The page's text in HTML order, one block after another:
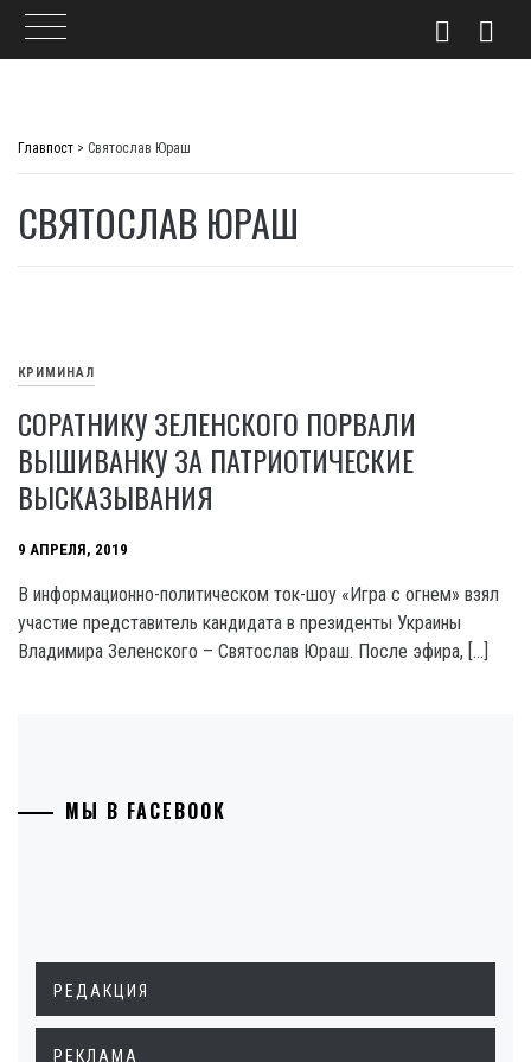
Главпост > Святослав Юраш
СВЯТОСЛАВ ЮРАШ
КРИМИНАЛ
СОРАТНИКУ ЗЕЛЕНСКОГО ПОРВАЛИ
ВЫШИВАНКУ ЗА ПАТРИОТИЧЕСКИЕ
ВЫСКАЗЫВАНИЯ
9 АПРЕЛЯ, 2019
В информационно-политическом ток-шоу «Игра с огнем» взял
участие представитель кандидата в президенты Украины
Владимира Зеленского – Святослав Юраш. После эфира, […]
МЫ В FACEBOOK
РЕДАКЦИЯ
РЕКЛАМА